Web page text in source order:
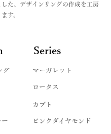
した、デザインリングの作成を工房
す。
Series
グ マーガレット
ロータス
カブト
ー ピンクダイヤモンド